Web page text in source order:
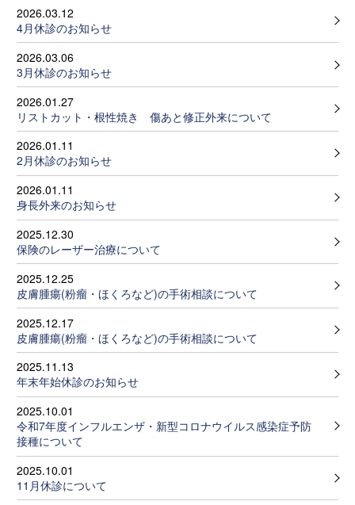
2026.03.12
4月休診のお知らせ
2026.03.06
3月休診のお知らせ
2026.01.27
リストカット・根性焼き 傷あと修正外来について
2026.01.11
2月休診のお知らせ
2026.01.11
身長外来のお知らせ
2025.12.30
保険のレーザー治療について
2025.12.25
皮膚腫瘍(粉瘤・ほくろなど)の手術相談について
2025.12.17
皮膚腫瘍(粉瘤・ほくろなど)の手術相談について
2025.11.13
年末年始休診のお知らせ
2025.10.01
令和7年度インフルエンザ・新型コロナウイルス感染症予防
接種について
2025.10.01
11月休診について